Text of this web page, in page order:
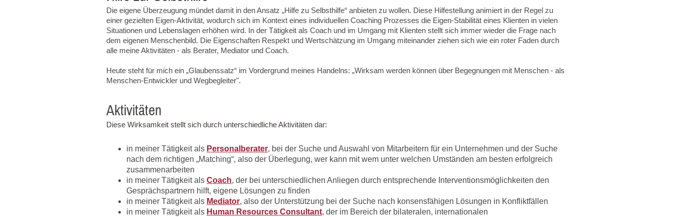
Die eigene Überzeugung mündet damit in den Ansatz „Hilfe zu Selbsthilfe“ anbieten zu wollen. Diese Hilfestellung animiert in der Regel zu
einer gezielten Eigen-Aktivität, wodurch sich im Kontext eines individuellen Coaching Prozesses die Eigen-Stabilität eines Klienten in vielen
Situationen und Lebenslagen erhöhen wird. In der Tätigkeit als Coach und im Umgang mit Klienten stellt sich immer wieder die Frage nach
dem eigenen Menschenbild. Die Eigenschaften Respekt und Wertschätzung im Umgang miteinander ziehen sich wie ein roter Faden durch
alle meine Aktivitäten - als Berater, Mediator und Coach.
Heute steht für mich ein „Glaubenssatz“ im Vordergrund meines Handelns: „Wirksam werden können über Begegnungen mit Menschen - als
Menschen-Entwickler und Wegbegleiter".
Aktivitäten
Diese Wirksamkeit stellt sich durch unterschiedliche Aktivitäten dar:
in meiner Tätigkeit als Personalberater, bei der Suche und Auswahl von Mitarbeitern für ein Unternehmen und der Suche
nach dem richtigen „Matching“, also der Überlegung, wer kann mit wem unter welchen Umständen am besten erfolgreich
zusammenarbeiten
in meiner Tätigkeit als Coach, der bei unterschiedlichen Anliegen durch entsprechende Interventionsmöglichkeiten den
Gesprächspartnern hilft, eigene Lösungen zu finden
in meiner Tätigkeit als Mediator, also der Unterstützung bei der Suche nach konsensfähigen Lösungen in Konfliktfällen
in meiner Tätigkeit als Human Resources Consultant, der im Bereich der bilateralen, internationalen